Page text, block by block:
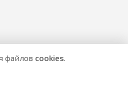
файлов cookies.